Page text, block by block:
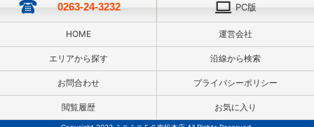
0263-24-3232 PC版
HOME 運営会社
エリアから探す 沿線から検索
お問合わせ プライバシーポリシー
閲覧履歴 お気に入り